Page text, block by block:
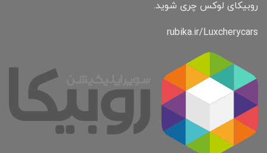
روبیکای لوکس چری شوید.
rubika.ir/Luxcherycars